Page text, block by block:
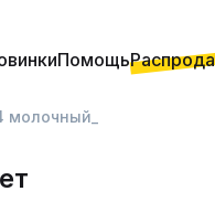
Помощь
молочный_